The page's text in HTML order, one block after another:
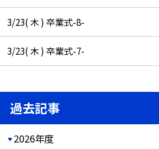
3/23( 木 ) 卒業式-8-
3/23( 木 ) 卒業式-7-
過去記事
2026年度